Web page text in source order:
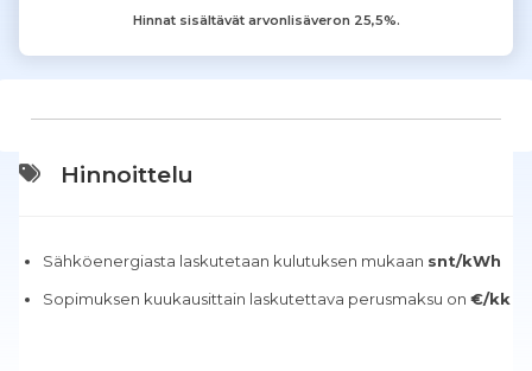
Hinnat sisältävät arvonlisäveron 25,5%.
Hinnoittelu
Sähköenergiasta laskutetaan kulutuksen mukaan snt/kWh
Sopimuksen kuukausittain laskutettava perusmaksu on €/kk